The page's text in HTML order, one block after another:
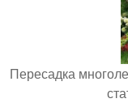
Пересадка